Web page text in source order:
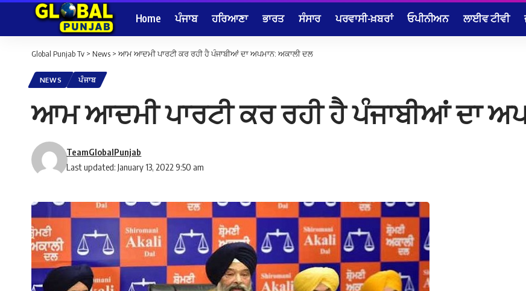
Home ਪੰਜਾਬ ਹਰਿਆਣਾ ਭਾਰਤ ਸੰਸਾਰ ਪਰਵਾਸੀ-ਖ਼ਬਰਾਂ ਓਪੀਨੀਅਨ ਲਾਈਵ ਟੀਵੀ
Global Punjab Tv > News > ਆਮ ਆਦਮੀ ਪਾਰਟੀ ਕਰ ਰਹੀ ਹੈ ਪੰਜਾਬੀਆਂ ਦਾ ਅਪਮਾਨ: ਅਕਾਲੀ ਦਲ
NEWS ਪੰਜਾਬ
ਆਮ ਆਦਮੀ ਪਾਰਟੀ ਕਰ ਰਹੀ ਹੈ ਪੰਜਾਬੀਆਂ ਦਾ
Last updated: January 13, 2022 9:50 am
TeamGlobalPunjab